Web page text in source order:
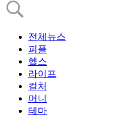
전체뉴스
피플
헬스
라이프
컬처
머니
테마